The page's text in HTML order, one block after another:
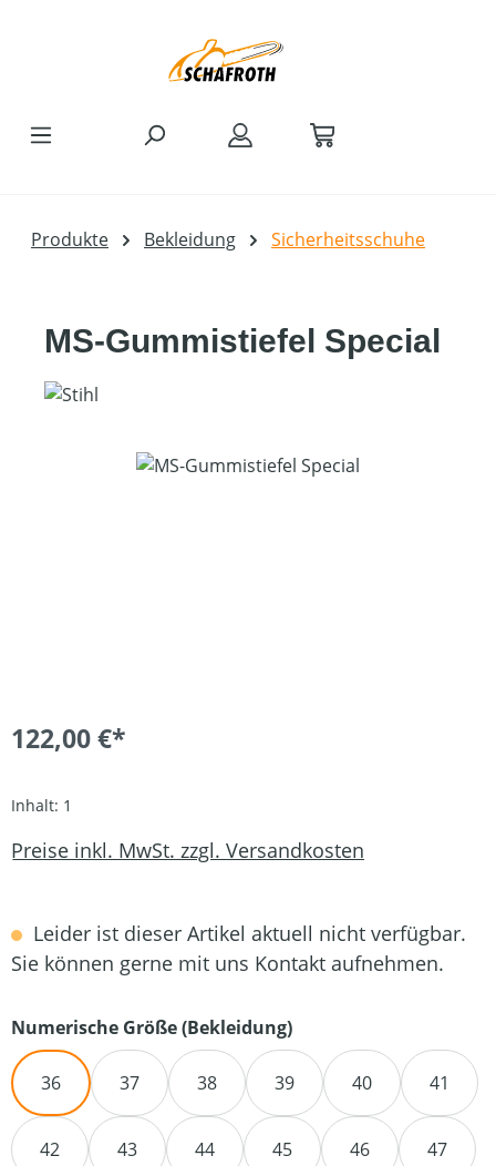
Produkte Bekleidung Sicherheitsschuhe
MS-Gummistiefel Special
Bildergalerie überspringen
122,00 €*
Inhalt: 1
Preise inkl. MwSt. zzgl. Versandkosten
Leider ist dieser Artikel aktuell nicht verfügbar.
Sie können gerne mit uns Kontakt aufnehmen.
Numerische Größe (Bekleidung)auswählen
36 37 38 39 40 41
42 43 44 45 46 47